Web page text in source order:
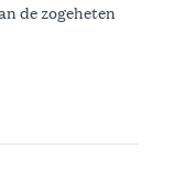
de zogeheten